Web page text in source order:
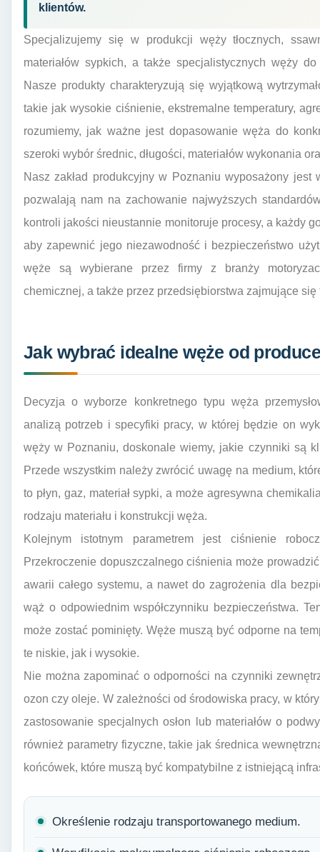
klientów.
Specjalizujemy się w produkcji węży tłocznych,
materiałów sypkich, a także specjalistycznych węży
Nasze produkty charakteryzują się wyjątkową
takie jak wysokie ciśnienie, ekstremalne temperatury,
rozumiemy, jak ważne jest dopasowanie węża do
szeroki wybór średnic, długości, materiałów wykonania
Nasz zakład produkcyjny w Poznaniu wyposażony
pozwalają nam na zachowanie najwyższych
kontroli jakości nieustannie monitoruje procesy, a każdy
aby zapewnić jego niezawodność i bezpieczeństwo
węże są wybierane przez firmy z branży
chemicznej, a także przez przedsiębiorstwa zajmujące
Jak wybrać idealne węże od
Decyzja o wyborze konkretnego typu węża
analizą potrzeb i specyfiki pracy, w której będzie on
węży w Poznaniu, doskonale wiemy, jakie czynniki są
Przede wszystkim należy zwrócić uwagę na medium,
to płyn, gaz, materiał sypki, a może agresywna
rodzaju materiału i konstrukcji węża.
Kolejnym istotnym parametrem jest ciśnienie
Przekroczenie dopuszczalnego ciśnienia może
awarii całego systemu, a nawet do zagrożenia dla
wąż o odpowiednim współczynniku bezpieczeństwa.
może zostać pominięty. Węże muszą być odporne na
te niskie, jak i wysokie.
Nie można zapominać o odporności na czynniki
ozon czy oleje. W zależności od środowiska pracy, w
zastosowanie specjalnych osłon lub materiałów o
również parametry fizyczne, takie jak średnica
końcówek, które muszą być kompatybilne z istniejącą
Określenie rodzaju transportowanego medium.